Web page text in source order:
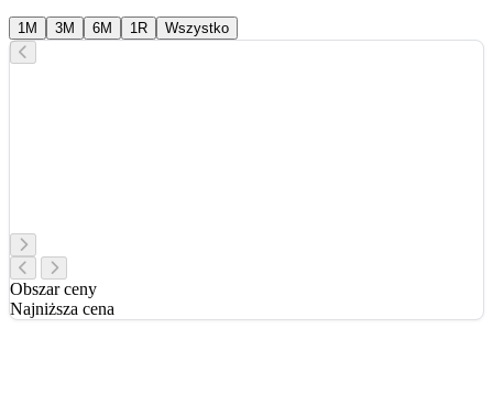
1M 3M 6M 1R Wszystko
Obszar ceny
Najniższa cena